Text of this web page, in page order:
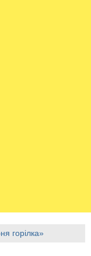
горілка»